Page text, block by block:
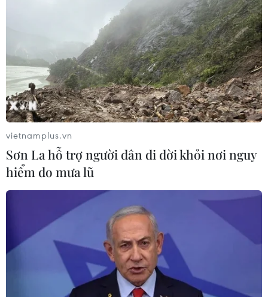
TIN CÙNG CHUYÊN MỤC
Quảng Trị: Mùa mưa lũ cận kề,
thường trực nỗi lo bờ sông 'nuốt' đất
06/08/2026 05:14
vietnamplus.vn
Sơn La hỗ trợ người dân di dời khỏi nơi nguy
hiểm do mưa lũ